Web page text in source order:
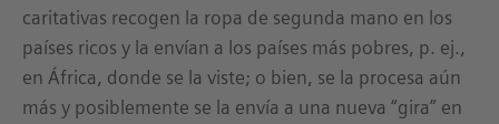
caritativas recogen la ropa de segunda mano en los
países ricos y la envían a los países más pobres, p. ej.,
en África, donde se la viste; o bien, se la procesa aún
más y posiblemente se la envía a una nueva “gira” en